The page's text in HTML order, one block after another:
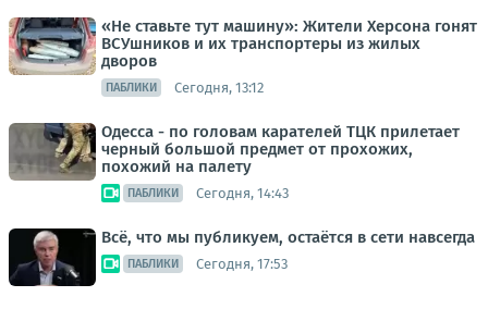
«Не ставьте тут машину»: Жители Херсона гонят
ВСУшников и их транспортеры из жилых
дворов
ПАБЛИКИ Сегодня, 13:12
Одесса - по головам карателей ТЦК прилетает
черный большой предмет от прохожих,
похожий на палету
ПАБЛИКИ Сегодня, 14:43
Всё, что мы публикуем, остаётся в сети навсегда
ПАБЛИКИ Сегодня, 17:53